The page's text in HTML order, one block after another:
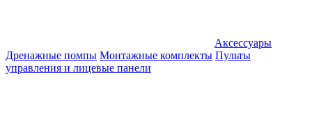
Аксессуары
Дренажные помпы Монтажные комплекты Пульты
управления и лицевые панели